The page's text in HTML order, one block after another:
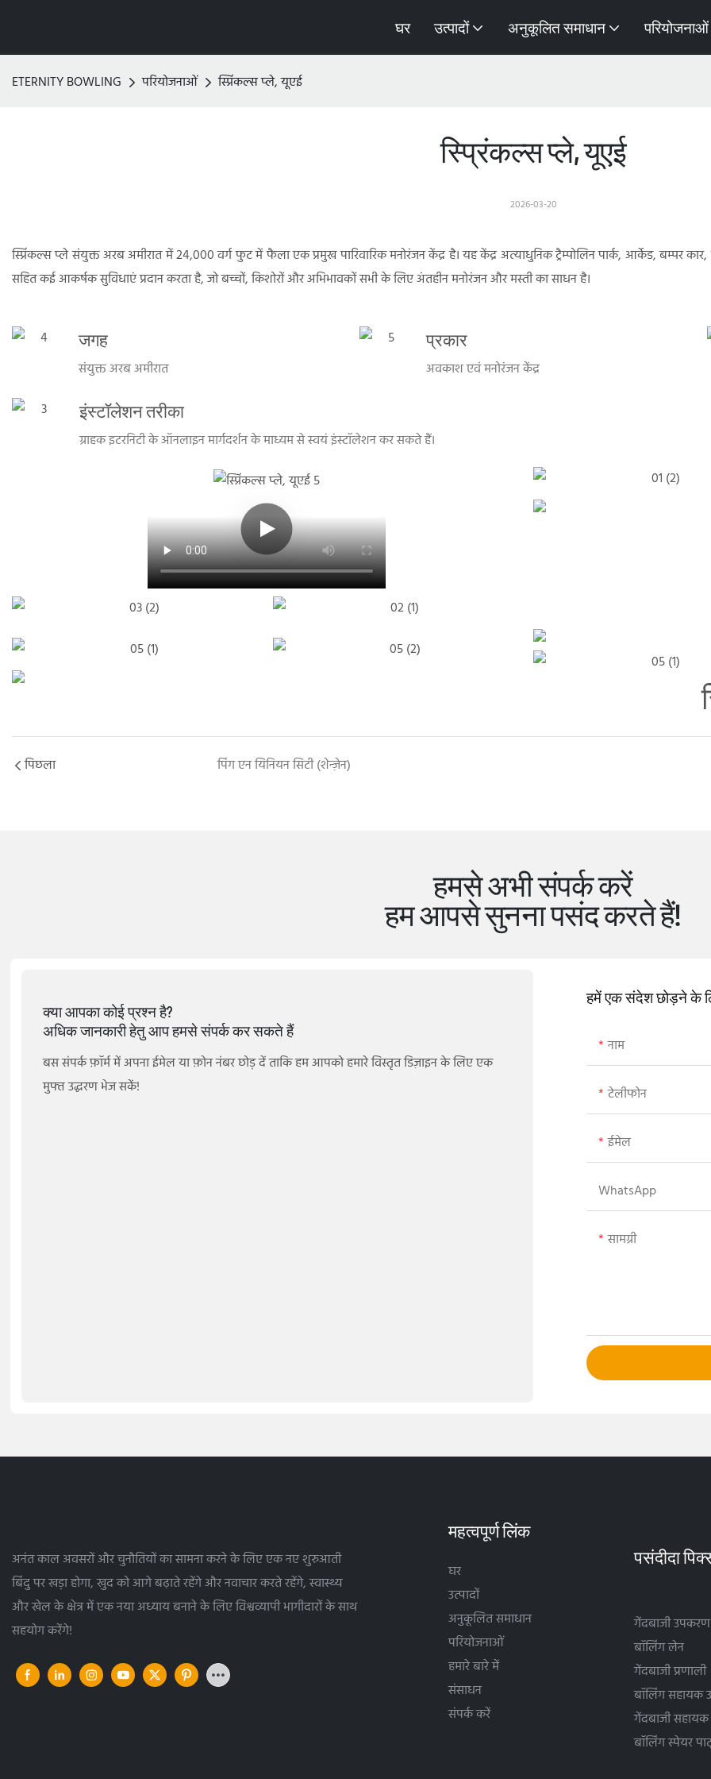
घर उत्पादों अनुकूलित समाधान परियोजनाओं
ETERNITY BOWLING परियोजनाओं स्प्रिंकल्स प्ले, यूएई
स्प्रिंकल्स प्ले, यूएई
2026-03-20
स्प्रिंकल्स प्ले संयुक्त अरब अमीरात में 24,000 वर्ग फुट में फैला एक प्रमुख पारिवारिक मनोरंजन केंद्र है। यह केंद्र अत्याधुनिक ट्रैम्पोलिन पार्क, आर्केड, बम्पर
सहित कई आकर्षक सुविधाएं प्रदान करता है, जो बच्चों, किशोरों और अभिभावकों सभी के लिए अंतहीन मनोरंजन और मस्ती का साधन है।
जगह
संयुक्त अरब अमीरात
प्रकार
अवकाश एवं मनोरंजन केंद्र
इंस्टॉलेशन तरीका
ग्राहक इटरनिटी के ऑनलाइन मार्गदर्शन के माध्यम से स्वयं इंस्टॉलेशन कर सकते हैं।
पिछला पिंग एन यिनियन सिटी (शेन्ज़ेन)
हमसे अभी संपर्क करें
हम आपसे सुनना पसंद करते हैं!
क्या आपका कोई प्रश्न है?
अधिक जानकारी हेतु आप हमसे संपर्क कर सकते हैं
बस संपर्क फ़ॉर्म में अपना ईमेल या फ़ोन नंबर छोड़ दें ताकि हम आपको हमारे विस्तृत डिज़ाइन के लिए एक
मुफ्त उद्धरण भेज सकें!
हमें एक संदेश छोड़ने के
नाम
टेलीफोन
ईमेल
WhatsApp
सामग्री
अनंत काल अवसरों और चुनौतियों का सामना करने के लिए एक नए शुरुआती
बिंदु पर खड़ा होगा, खुद को आगे बढ़ाते रहेंगे और नवाचार करते रहेंगे, स्वास्थ्य
और खेल के क्षेत्र में एक नया अध्याय बनाने के लिए विश्वव्यापी भागीदारों के साथ
सहयोग करेंगे!
महत्वपूर्ण लिंक
घर
उत्पादों
अनुकूलित समाधान
परियोजनाओं
हमारे बारे में
संसाधन
संपर्क करें
गेंदबाजी उपकरण
बॉलिंग लेन
गेंदबाजी प्रणाली
बॉलिंग सहायक
गेंदबाजी
बॉलिंग स्पेयर